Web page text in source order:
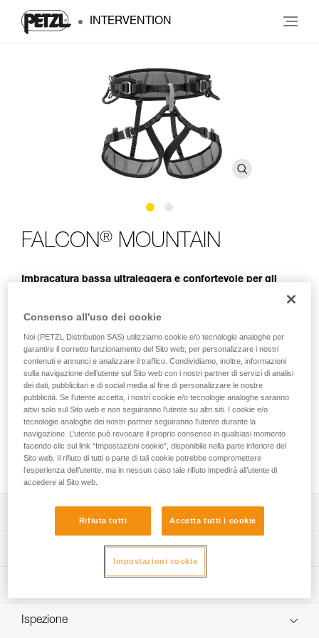
INTERVENTION
FALCON® MOUNTAIN
Imbracatura bassa ultraleggera e confortevole per gli
FALCON MOUNTAIN è un’imbracatura bassa ultraleggera
progettata per gli interventi con tecnica di arrampicata. Il
punto di attacco ventrale con ponte in tessuto favorisce la
progressione e consente di camminare comodamente. La
costruzione molto leggera e confortevole, che unisce cintura
e cosciali semirigidi e sottili con imbottitura 3D, le garantisce
un rapporto leggerezza/comfort ottimale e un ingombro
ridotto. Le piccole fibbie autobloccanti DOUBLEBACK della
cintura e dei cosciali consentono d’indossarla e regolarla in
modo semplice e rapido. Il passante di plastica posteriore
consente d’installare un pettorale TOP.
consentire di camminare comodamente.
Ultraleggera e confortevole:
Specifiche tecniche
Materiali: poliammide, poliestere, alluminio
Punto di attacco ventrale: sì
Punti di attacco laterali: sì
Scarica il pdf technical-notice-FALCON-5
Ispezione
Consenso all'uso dei cookie
Noi (PETZL Distribution SAS) utilizziamo cookie e/o tecnologie analoghe per
garantire il corretto funzionamento del Sito web, per personalizzare i nostri
contenuti e annunci e analizzare il traffico. Condividiamo, inoltre, informazioni
sulla navigazione dell’utente sul Sito web con i nostri partner di servizi di analisi
dei dati, pubblicitari e di social media al fine di personalizzare le nostre
pubblicità. Se l’utente accetta, i nostri cookie e/o tecnologie analoghe saranno
attivi solo sul Sito web e non seguiranno l’utente su altri siti. I cookie e/o
tecnologie analoghe dei nostri partner seguiranno l’utente durante la
navigazione. L’utente può revocare il proprio consenso in qualsiasi momento
facendo clic sul link “Impostazioni cookie”, disponibile nella parte inferiore del
Sito web. Il rifiuto di tutti o parte di tali cookie potrebbe compromettere
l’esperienza dell’utente, ma in nessun caso tale rifiuto impedirà all’utente di
accedere al Sito web.
Rifiuta tutti Accetta tutti i cookie
Impostazioni cookie